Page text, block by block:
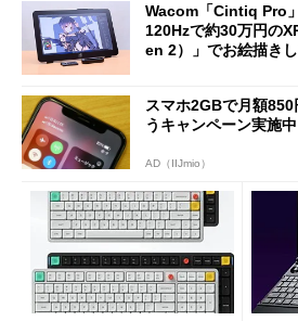
Wacom「Cintiq Pro
120Hzで約30万円の
en 2）」でお絵描き
スマホ2GBで月額
うキャンペーン実施中
AD（IIJmio）